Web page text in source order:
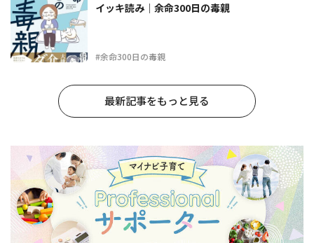
#余命300日の毒親
イッキ読み｜余命300日の毒親
最新記事をもっと見る